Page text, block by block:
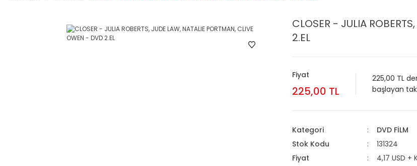
CLOSER - JULIA
2.EL
Fiyat
225,00 TL
225,00 TL
başlayan
Kategori
DVD FİLM
Stok Kodu
131324
Fiyat
4,17 USD +